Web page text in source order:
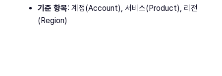
기준 항목: 계정(Account), 서비스(Product), 리전
(Region)